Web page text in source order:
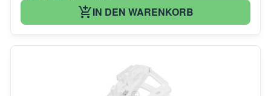
IN DEN WARENKORB